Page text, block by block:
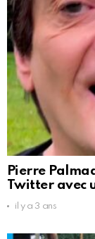
Pierre
Twitter avec
il y a 3 ans